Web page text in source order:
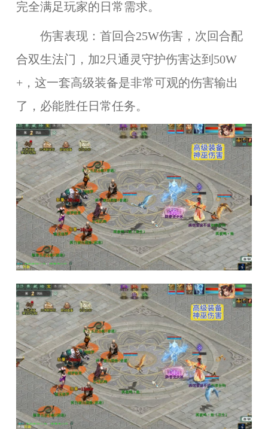
完全满足玩家的日常需求。
伤害表现：首回合25W伤害，次回合配
合双生法门，加2只通灵守护伤害达到50W
+，这一套高级装备是非常可观的伤害输出
了，必能胜任日常任务。